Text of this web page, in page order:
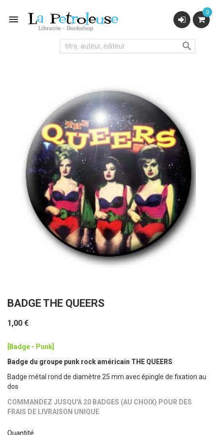

0

BADGE THE QUEERS
1,00 €
[Badge - Punk]
Badge du groupe punk rock américain THE QUEERS
Badge métal rond de diamètre 25 mm avec épingle de fixation au
dos
COMMANDEZ JUSQU'A 20 BADGES (AU CHOIX) POUR DES
FRAIS DE LIVRAISON UNIQUE
Quantité